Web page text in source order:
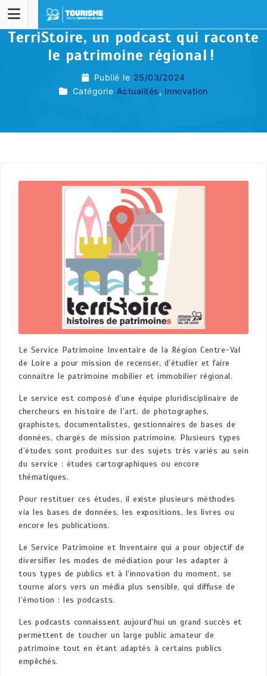
TerriStoire, un podcast qui raconte
le patrimoine régional !
Publié le 25/03/2024
Catégorie Actualités, Innovation
Le Service Patrimoine Inventaire de la Région Centre-Val
de Loire a pour mission de recenser, d’étudier et faire
connaitre le patrimoine mobilier et immobilier régional.
Le service est composé d’une équipe pluridisciplinaire de
chercheurs en histoire de l’art, de photographes,
graphistes, documentalistes, gestionnaires de bases de
données, chargés de mission patrimoine. Plusieurs types
d’études sont produites sur des sujets très variés au sein
du service : études cartographiques ou encore
thématiques.
Pour restituer ces études, il existe plusieurs méthodes
via les bases de données, les expositions, les livres ou
encore les publications.
Le Service Patrimoine et Inventaire qui a pour objectif de
diversifier les modes de médiation pour les adapter à
tous types de publics et à l’innovation du moment, se
tourne alors vers un média plus sensible, qui diffuse de
l’émotion : les podcasts.
Les podcasts connaissent aujourd’hui un grand succès et
permettent de toucher un large public amateur de
patrimoine tout en étant adaptés à certains publics
empêchés.